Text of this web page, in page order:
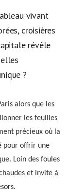
vivant
croisières
révèle
?
alors que les
les feuilles
précieux où la
pour offrir une
Loin des foules
et invite à